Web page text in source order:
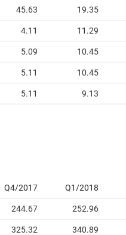
45.63 19.35
4.11 11.29
5.09 10.45
5.11 10.45
5.11 9.13
Q4/2017 Q1/2018
244.67 252.96
325.32 340.89